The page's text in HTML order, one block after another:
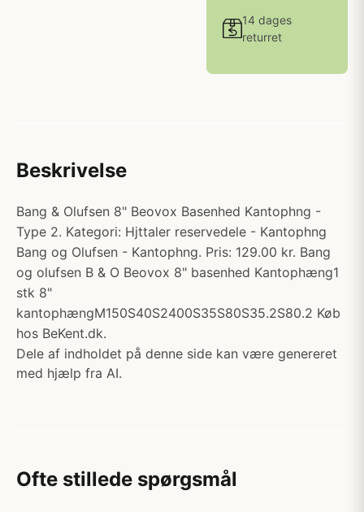
14 dages
returret
Beskrivelse
Bang & Olufsen 8" Beovox Basenhed Kantophng -
Type 2. Kategori: Hjttaler reservedele - Kantophng
Bang og Olufsen - Kantophng. Pris: 129.00 kr. Bang
og olufsen B & O Beovox 8" basenhed Kantophæng1
stk 8"
kantophængM150S40S2400S35S80S35.2S80.2 Køb
hos BeKent.dk.
Dele af indholdet på denne side kan være genereret
med hjælp fra AI.
Ofte stillede spørgsmål